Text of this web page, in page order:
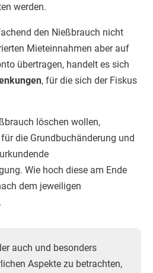
werden.
den Nießbrauch nicht
Mieteinnahmen aber auf
übertragen, handelt es sich
, für die sich der Fiskus
löschen wollen,
für die Grundbuchänderung und
Wie hoch diese am Ende
dem jeweiligen
auch und besonders
Aspekte zu betrachten,